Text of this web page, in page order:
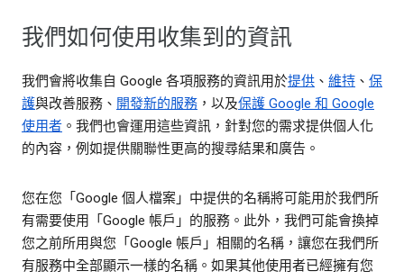
我們如何使用收集到的資訊
我們會將收集自 Google 各項服務的資訊用於提供 、 維持 、 保
護與改善服務、 開發新的服務 ，以及保護 Google 和 Google
使用者 。我們也會運用這些資訊，針對您的需求提供個人化
的內容，例如提供關聯性更高的搜尋結果和廣告。
您在您「Google 個人檔案」中提供的名稱將可能用於我們所
有需要使用「Google 帳戶」的服務。此外，我們可能會換掉
您之前所用與您「Google 帳戶」相關的名稱，讓您在我們所
有服務中全部顯示一樣的名稱。如果其他使用者已經擁有您